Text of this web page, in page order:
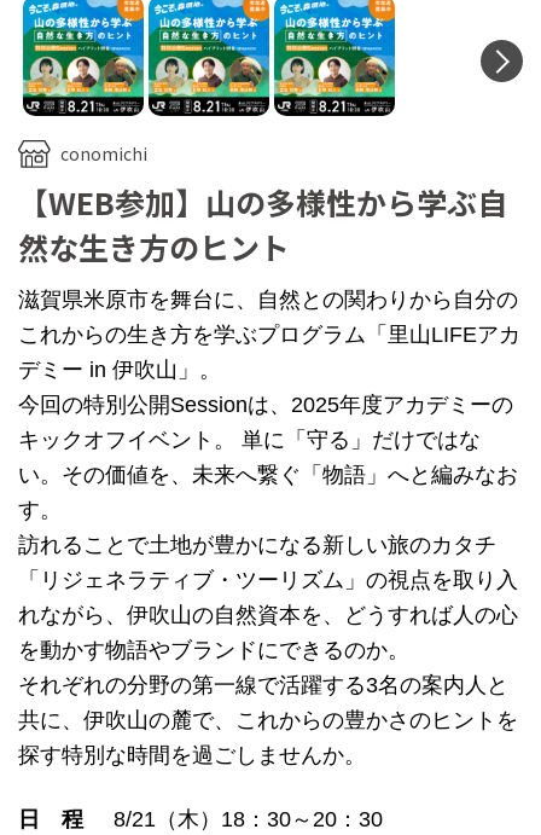
conomichi
【WEB参加】山の多様性から学ぶ自
然な生き方のヒント
滋賀県米原市を舞台に、自然との関わりから自分の
これからの生き方を学ぶプログラム「里山LIFEアカ
デミー in 伊吹山」。
今回の特別公開Sessionは、2025年度アカデミーの
キックオフイベント。 単に「守る」だけではな
い。その価値を、未来へ繋ぐ「物語」へと編みなお
す。
訪れることで土地が豊かになる新しい旅のカタチ
「リジェネラティブ・ツーリズム」の視点を取り入
れながら、伊吹山の自然資本を、どうすれば人の心
を動かす物語やブランドにできるのか。
それぞれの分野の第一線で活躍する3名の案内人と
共に、伊吹山の麓で、これからの豊かさのヒントを
探す特別な時間を過ごしませんか。
日 程
8/21（木）18：30～20：30